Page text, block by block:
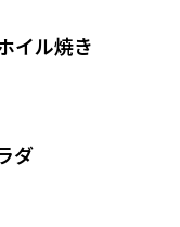
イル焼き
ダ